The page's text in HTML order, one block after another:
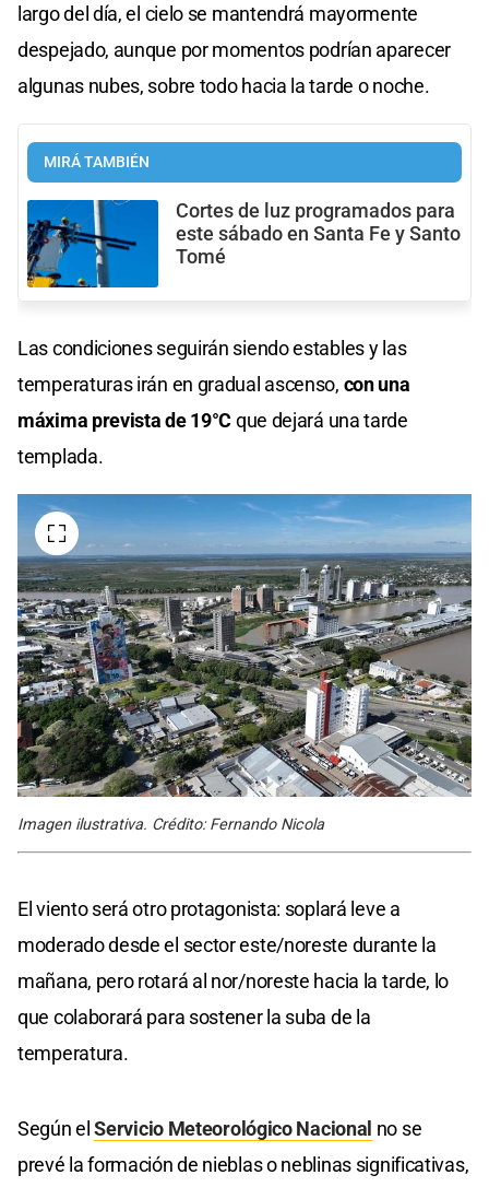
largo del día, el cielo se mantendrá mayormente
despejado, aunque por momentos podrían aparecer
algunas nubes, sobre todo hacia la tarde o noche.
MIRÁ TAMBIÉN
Cortes de luz programados para
este sábado en Santa Fe y Santo
Tomé
Las condiciones seguirán siendo estables y las
temperaturas irán en gradual ascenso, con una
máxima prevista de 19°Cque dejará una tarde
templada.
Imagen ilustrativa. Crédito: Fernando Nicola
El viento será otro protagonista: soplará leve a
moderado desde el sector este/noreste durante la
mañana, pero rotará al nor/noreste hacia la tarde, lo
que colaborará para sostener la suba de la
temperatura.
Según elServicio Meteorológico Nacional no se
prevé la formación de nieblas o neblinas significativas,